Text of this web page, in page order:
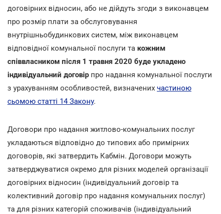
договірних відносин, або не дійдуть згоди з виконавцем
про розмір плати за обслуговування
внутрішньобудинкових систем, між виконавцем
відповідної комунальної послуги та кожним
співвласником після 1 травня 2020 буде укладено
індивідуальний договір про надання комунальної послуги
з урахуванням особливостей, визначених частиною
сьомою статті 14 Закону.
Договори про надання житлово-комунальних послуг
укладаються відповідно до типових або примірних
договорів, які затвердить Кабмін. Договори можуть
затверджуватися окремо для різних моделей організації
договірних відносин (індивідуальний договір та
колективний договір про надання комунальних послуг)
та для різних категорій споживачів (індивідуальний